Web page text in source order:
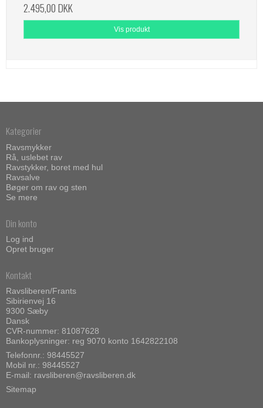
2.495,00 DKK
Vis produkt
Kategorier
Ravsmykker
Rå, uslebet rav
Ravstykker, boret med hul
Ravsalve
Bøger om rav og sten
Se mere
Din konto
Log ind
Opret bruger
Kontakt
Ravsliberen/Frants
Sibirienvej 16
9300 Sæby
Dansk
CVR-nummer: 81087628
Bankoplysninger: reg 9070 konto 1642822108
Telefonnr.: 98445527
Mobil nr.: 98445527
E-mail: ravsliberen@ravsliberen.dk
Sitemap